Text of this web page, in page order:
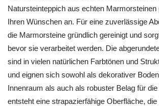
Natursteinteppich aus echten
Ihren Wünschen an. Für eine zuverlässige
die Marmorsteine gründlich gereinigt und
bevor sie verarbeitet werden. Die
sind in vielen natürlichen Farbtönen und
und eignen sich sowohl als dekorativer
Innenraum als auch als robuster Belag für
entsteht eine strapazierfähige Oberfläche, die